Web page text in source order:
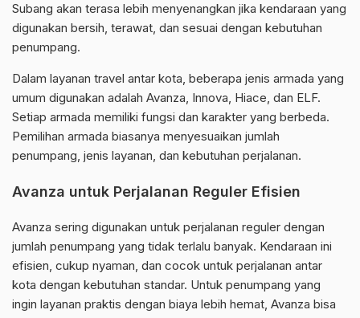
Subang akan terasa lebih menyenangkan jika kendaraan yang
digunakan bersih, terawat, dan sesuai dengan kebutuhan
penumpang.
Dalam layanan travel antar kota, beberapa jenis armada yang
umum digunakan adalah Avanza, Innova, Hiace, dan ELF.
Setiap armada memiliki fungsi dan karakter yang berbeda.
Pemilihan armada biasanya menyesuaikan jumlah
penumpang, jenis layanan, dan kebutuhan perjalanan.
Avanza untuk Perjalanan Reguler Efisien
Avanza sering digunakan untuk perjalanan reguler dengan
jumlah penumpang yang tidak terlalu banyak. Kendaraan ini
efisien, cukup nyaman, dan cocok untuk perjalanan antar
kota dengan kebutuhan standar. Untuk penumpang yang
ingin layanan praktis dengan biaya lebih hemat, Avanza bisa